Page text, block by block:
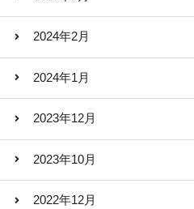
2024年2月
2024年1月
2023年12月
2023年10月
2022年12月